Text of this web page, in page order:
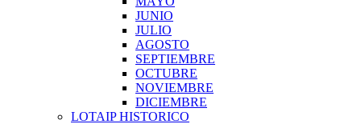
JUNIO
JULIO
AGOSTO
SEPTIEMBRE
OCTUBRE
NOVIEMBRE
DICIEMBRE
LOTAIP HISTORICO